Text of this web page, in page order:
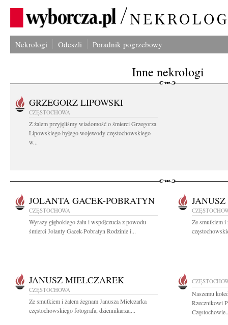
Nekrologi Odeszli Poradnik pogrzebowy
Inne nekrologi
GRZEGORZ LIPOWSKI
CZĘSTOCHOWA
Z żalem przyjęliśmy wiadomość o śmierci Grzegorza
Lipowskiego byłego wojewody częstochowskiego
w...
JOLANTA GACEK-POBRATYN
CZĘSTOCHOWA
Wyrazy głębokiego żalu i współczucia z powodu
śmierci Jolanty Gacek-Pobratyn Rodzinie i...
Ze smutkiem i
JANUSZ MIELCZAREK
CZĘSTOCHOWA
Ze smutkiem i żalem żegnam Janusza Mielczarka
częstochowskiego fotografa, dziennikarza,...
Naszemu
Rzecznikowi